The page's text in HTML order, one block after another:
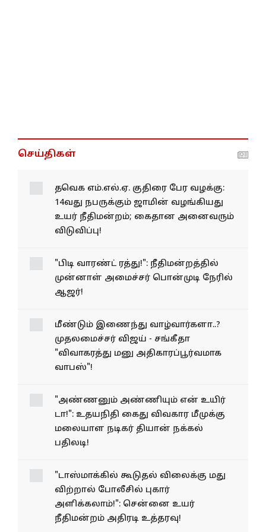
செய்திகள்
தவெக எம்.எல்.ஏ. குதிரை பேர வழக்கு:
14வது நபருக்கும் ஜாமின் வழங்கியது
உயர் நீதிமன்றம்; கைதான அனைவரும்
விடுவிப்பு!
"பிடி வாரண்ட் ரத்து!": நீதிமன்றத்தில்
முன்னாள் அமைச்சர் பொன்முடி நேரில்
ஆஜர்!
மீண்டும் இணைந்து வாழ்வார்களா..?
முதலமைச்சர் விஜய் - சங்கீதா
"விவாகரத்து மனு அதிகாரப்பூர்வமாக
வாபஸ்"!
"அண்ணனும் அண்ணியும் என் உயிர்
டா!": உதயநிதி கைது விவகார மீமுக்கு
மலையாள நடிகர் தியான் நக்கல்
பதிலடி!
"டாஸ்மாக்கில் கூடுதல் விலைக்கு மது
விற்றால் போலீசில் புகார்
அளிக்கலாம்!": சென்னை உயர்
நீதிமன்றம் அதிரடி உத்தரவு!